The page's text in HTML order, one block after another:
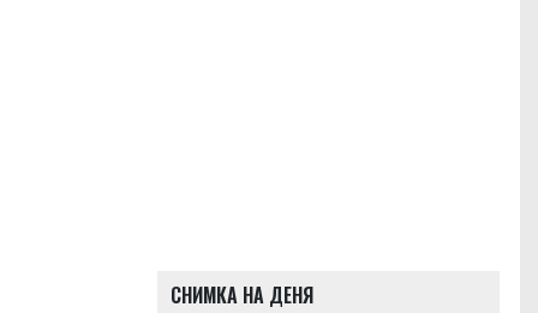
СНИМКА НА ДЕНЯ